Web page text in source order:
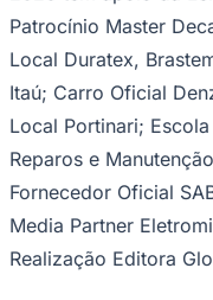
Patrocínio Master
Local Duratex,
Itaú; Carro Oficial
Local Portinari;
Reparos e
Fornecedor Oficial
Media Partner
Realização Editora